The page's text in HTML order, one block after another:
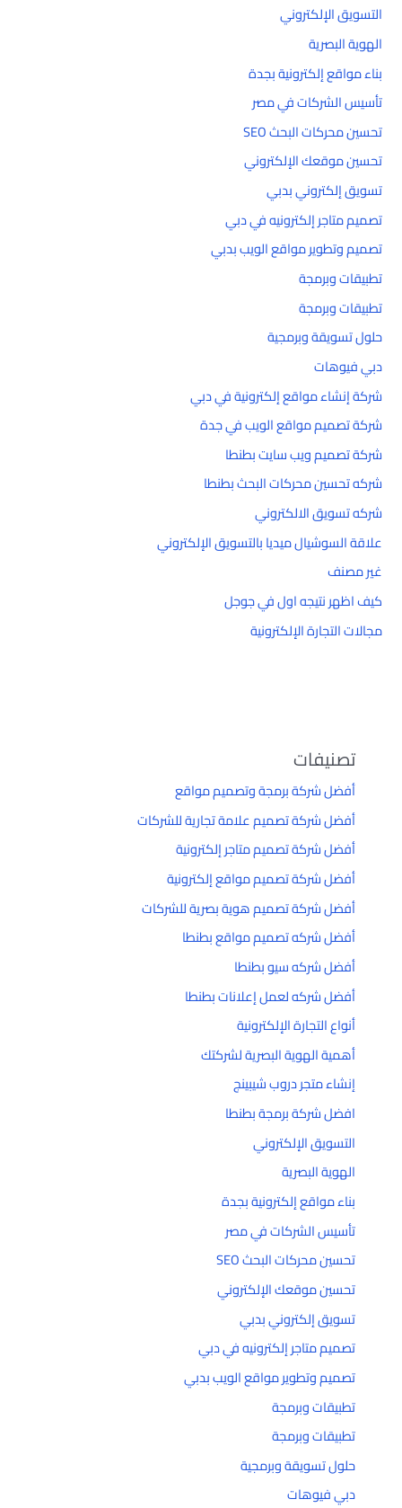
التسويق الإلكتروني
الهوية البصرية
بناء مواقع إلكترونية بجدة
تأسيس الشركات في مصر
تحسين محركات البحث SEO
تحسين موقعك الإلكتروني
تسويق إلكتروني بدبي
تصميم متاجر إلكترونيه في دبي
تصميم وتطوير مواقع الويب بدبي
تطبيقات وبرمجة
تطبيقات وبرمجة
حلول تسويقة وبرمجية
دبي فيوهات
شركة إنشاء مواقع إلكترونية في دبي
شركة تصميم مواقع الويب في جدة
شركة تصميم ويب سايت بطنطا
شركه تحسين محركات البحث بطنطا
شركه تسويق الالكتروني
علاقة السوشيال ميديا بالتسويق الإلكتروني
غير مصنف
كيف اظهر نتيجه اول في جوجل
مجالات التجارة الإلكترونية
تصنيفات
أفضل شركة برمجة وتصميم مواقع
أفضل شركة تصميم علامة تجارية للشركات
أفضل شركة تصميم متاجر إلكترونية
أفضل شركة تصميم مواقع إلكترونية
أفضل شركة تصميم هوية بصرية للشركات
أفضل شركه تصميم مواقع بطنطا
أفضل شركه سيو بطنطا
أفضل شركه لعمل إعلانات بطنطا
أنواع التجارة الإلكترونية
أهمية الهوية البصرية لشركتك
إنشاء متجر دروب شيبينج
افضل شركة برمجة بطنطا
التسويق الإلكتروني
الهوية البصرية
بناء مواقع إلكترونية بجدة
تأسيس الشركات في مصر
تحسين محركات البحث SEO
تحسين موقعك الإلكتروني
تسويق إلكتروني بدبي
تصميم متاجر إلكترونيه في دبي
تصميم وتطوير مواقع الويب بدبي
تطبيقات وبرمجة
تطبيقات وبرمجة
حلول تسويقة وبرمجية
دبي فيوهات